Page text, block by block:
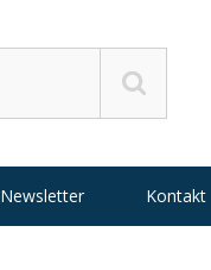
Newsletter Kontakt